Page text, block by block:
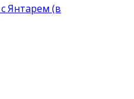
Янтарем (в